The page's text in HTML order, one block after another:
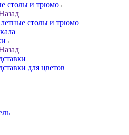
столы и трюмо
столы и трюмо
для цветов